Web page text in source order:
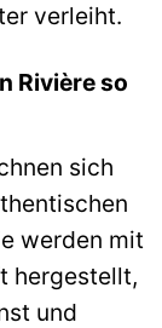
verleiht.
Rivière so
sich
werden mit
hergestellt,
und